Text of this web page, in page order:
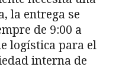
la entrega se
de 9:00 a
logística para el
interna de